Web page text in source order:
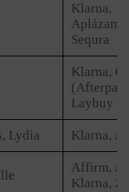
Klarna,
Aplázame,
Sequra
Klarna,
Laybuy
Lydia Klarna,
Affirm,
Klarna,